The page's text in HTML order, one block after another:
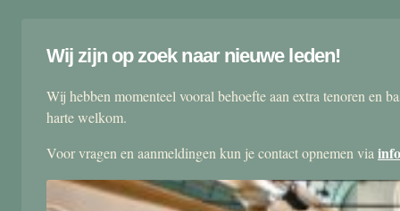
Wij zijn op zoek naar nieuwe leden!
Wij hebben momenteel vooral behoefte aan extra tenoren en
harte welkom.
Voor vragen en aanmeldingen kun je contact opnemen via